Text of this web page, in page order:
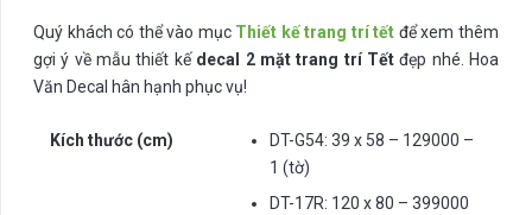
Quý khách có thể vào mục Thiết kế trang trí tết để xem thêm
gợi ý về mẫu thiết kế decal 2 mặt trang trí Tếtđẹp nhé. Hoa
Văn Decal hân hạnh phục vụ!
Kích thước (cm)
DT-G54: 39 x 58 – 129000 –
1 (tờ)
DT-17R: 120 x 80 – 399000